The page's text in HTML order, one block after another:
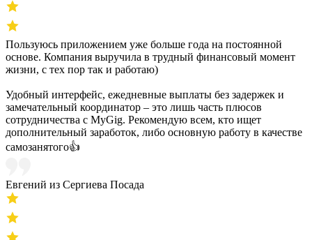
Пользуюсь приложением уже больше года на постоянной
основе. Компания выручила в трудный финансовый момент
жизни, с тех пор так и работаю)
Удобный интерфейс, ежедневные выплаты без задержек и
замечательный координатор – это лишь часть плюсов
сотрудничества с MyGig. Рекомендую всем, кто ищет
дополнительный заработок, либо основную работу в качестве
самозанятого👍
Евгений из Сергиева Посада